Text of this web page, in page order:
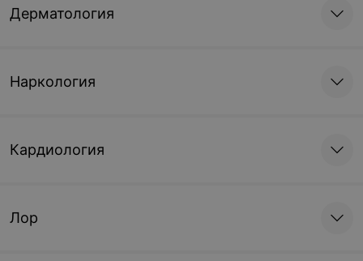
Дерматология
Наркология
Кардиология
Лор